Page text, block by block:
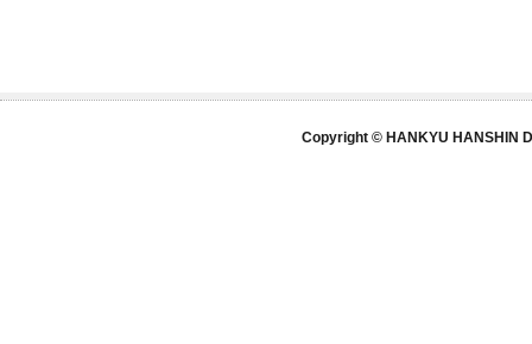
Copyright © HANKYU HANSHIN